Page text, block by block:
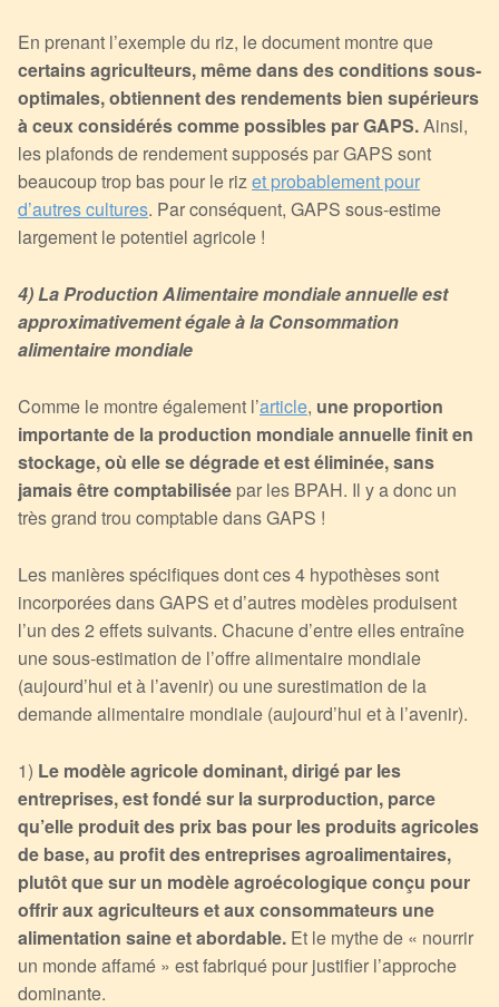
En prenant l’exemple du riz, le document montre que
certains agriculteurs, même dans des conditions sous-
optimales, obtiennent des rendements bien supérieurs
à ceux considérés comme possibles par GAPS.Ainsi,
les plafonds de rendement supposés par GAPS sont
beaucoup trop bas pour le rizet probablement pour
d’autres cultures. Par conséquent, GAPS sous-estime
largement le potentiel agricole !
4) La Production Alimentaire mondiale annuelle est
approximativement égale à la Consommation
alimentaire mondiale
Comme le montre également l’article, une proportion
importante de la production mondiale annuelle finit en
stockage, où elle se dégrade et est éliminée, sans
jamais être comptabilisée par les BPAH. Il y a donc un
très grand trou comptable dans GAPS !
Les manières spécifiques dont ces 4 hypothèses sont
incorporées dans GAPS et d’autres modèles produisent
l’un des 2 effets suivants. Chacune d’entre elles entraîne
une sous-estimation de l’offre alimentaire mondiale
(aujourd’hui et à l’avenir) ou une surestimation de la
demande alimentaire mondiale (aujourd’hui et à l’avenir).
1) Le modèle agricole dominant, dirigé par les
entreprises, est fondé sur la surproduction, parce
qu’elle produit des prix bas pour les produits agricoles
de base, au profit des entreprises agroalimentaires,
plutôt que sur un modèle agroécologique conçu pour
offrir aux agriculteurs et aux consommateurs une
alimentation saine et abordable. Et le mythe de « nourrir
un monde affamé » est fabriqué pour justifier l’approche
dominante.